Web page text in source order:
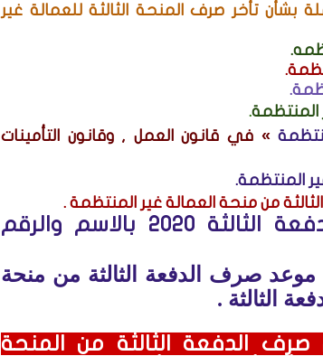
بشأن تأخر صرف المنحة الثالثة للعمالة غير
.
المنتظمة.
» في قانون العمل , وقانون التأمينات
المنتظمة.
من منحة العمالة غير المنتظمة .
استعلام منحة العمالة غير المنتظمة الدفعة الثالثة 2020 بالاسم والرقم
موعد صرف الدفعة الثالثة من منحة
الثالثة .
صرف الدفعة الثالثة من المنحة